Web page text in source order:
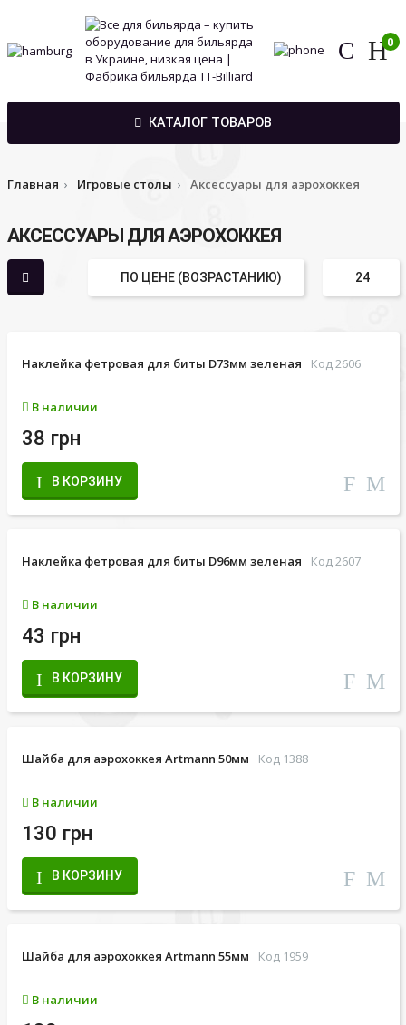
0
КАТАЛОГ ТОВАРОВ
Главная Игровые столы Аксессуары для аэрохоккея
АКСЕССУАРЫ ДЛЯ АЭРОХОККЕЯ
Наклейка фетровая для биты D73мм зеленая Код 2606
В наличии
38 грн
В КОРЗИНУ
Наклейка фетровая для биты D96мм зеленая Код 2607
В наличии
43 грн
В КОРЗИНУ
Шайба для аэрохоккея Artmann 50мм Код 1388
В наличии
130 грн
В КОРЗИНУ
Шайба для аэрохоккея Artmann 55мм Код 1959
В наличии